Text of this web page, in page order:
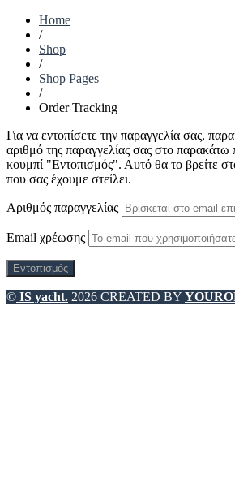
Home
/
Shop
/
Shop Pages
/
Order Tracking
Για να εντοπίσετε την παραγγελία σας,
αριθμό της παραγγελίας σας στο παρακάτω
κουμπί "Εντοπισμός". Αυτό θα το βρείτε
που σας έχουμε στείλει.
Αριθμός παραγγελίας
Email χρέωσης
Εντοπισμός
© IS yacht. 2026 CREATED BY